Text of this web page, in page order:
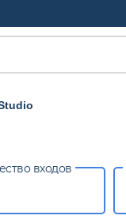
входов